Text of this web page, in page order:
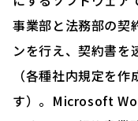
事業部と法務部の契
ンを行え、契約書を
（各種社内規定を
す）。Microsoft